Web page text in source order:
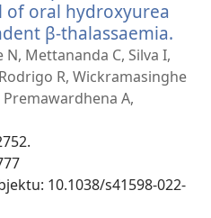
oral hydroxyurea
β-thalassaemia.
Mettananda C, Silva I,
R, Wickramasinghe
A,
‎: 10.1038/s41598-022-